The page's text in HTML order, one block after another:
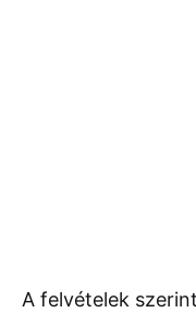
A felvételek